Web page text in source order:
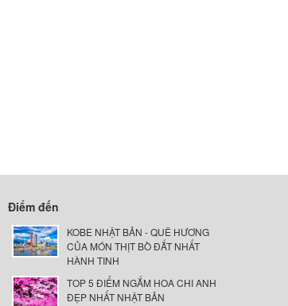
Điểm đến
KOBE NHẬT BẢN - QUÊ HƯƠNG
CỦA MÓN THỊT BÒ ĐẮT NHẤT
HÀNH TINH
TOP 5 ĐIỂM NGẮM HOA CHI ANH
ĐẸP NHẤT NHẬT BẢN